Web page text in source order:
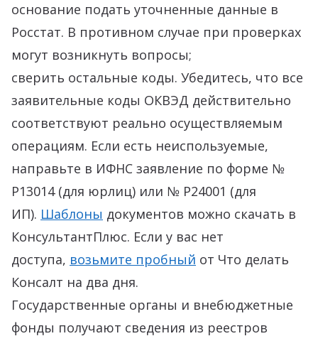
основание подать уточненные данные в
Росстат. В противном случае при проверках
могут возникнуть вопросы;
сверить остальные коды. Убедитесь, что все
заявительные коды ОКВЭД действительно
соответствуют реально осуществляемым
операциям. Если есть неиспользуемые,
направьте в ИФНС заявление по форме №
Р13014 (для юрлиц) или № Р24001 (для
ИП). Шаблоны документов можно скачать в
КонсультантПлюс. Если у вас нет
доступа, возьмите пробный от Что делать
Консалт на два дня.
Государственные органы и внебюджетные
фонды получают сведения из реестров